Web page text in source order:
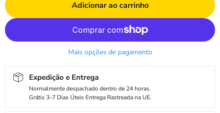
Adicionar ao carrinho
Mais opções de pagamento
Expedição e Entrega
Normalmente despachado dentro de 24 horas.
Grátis 3-7 Dias Úteis Entrega Rastreada na UE.